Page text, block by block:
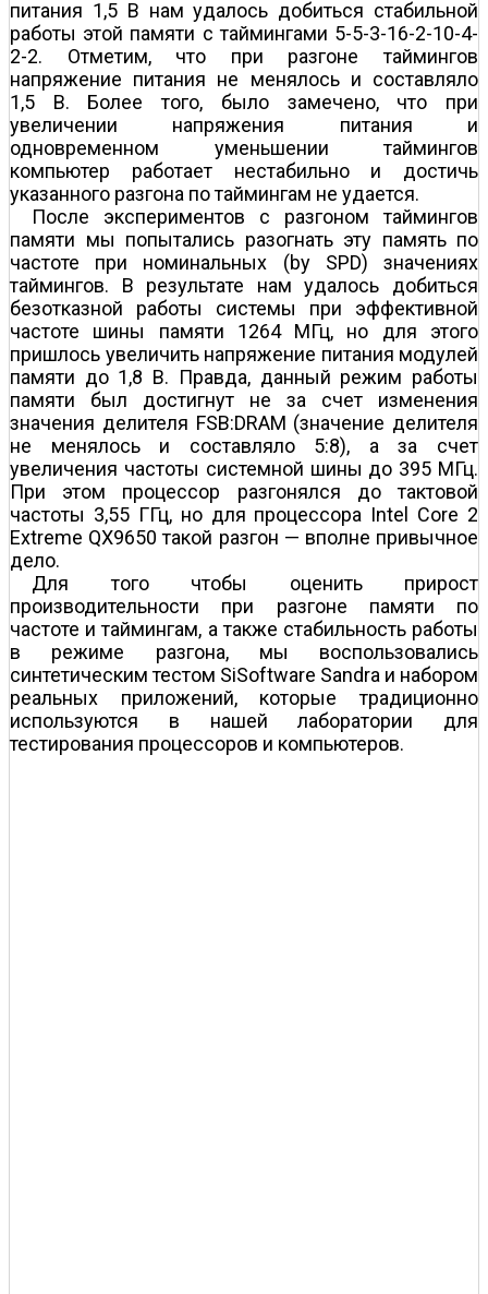
питания 1,5 В нам удалось добиться стабильной
работы этой памяти с таймингами 5-5-3-16-2-10-4-
2-2. Отметим, что при разгоне таймингов
напряжение питания не менялось и составляло
1,5 В. Более того, было замечено, что при
увеличении напряжения питания и
одновременном уменьшении таймингов
компьютер работает нестабильно и достичь
указанного разгона по таймингам не удается.
После экспериментов с разгоном таймингов
памяти мы попытались разогнать эту память по
частоте при номинальных (by SPD) значениях
таймингов. В результате нам удалось добиться
безотказной работы системы при эффективной
частоте шины памяти 1264 МГц, но для этого
пришлось увеличить напряжение питания модулей
памяти до 1,8 В. Правда, данный режим работы
памяти был достигнут не за счет изменения
значения делителя FSB:DRAM (значение делителя
не менялось и составляло 5:8), а за счет
увеличения частоты системной шины до 395 МГц.
При этом процессор разгонялся до тактовой
частоты 3,55 ГГц, но для процессора Intel Core 2
Extreme QX9650 такой разгон — вполне привычное
дело.
Для того чтобы оценить прирост
производительности при разгоне памяти по
частоте и таймингам, а также стабильность работы
в режиме разгона, мы воспользовались
синтетическим тестом SiSoftware Sandra и набором
реальных приложений, которые традиционно
используются в нашей лаборатории для
тестирования процессоров и компьютеров.